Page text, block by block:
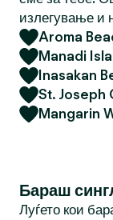
излегување и
Aroma
Manadi
Inasakan
St. Joseph
Mangarin
Бараш
Луѓето кои